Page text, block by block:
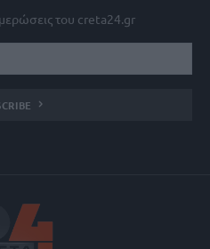
του creta24.gr